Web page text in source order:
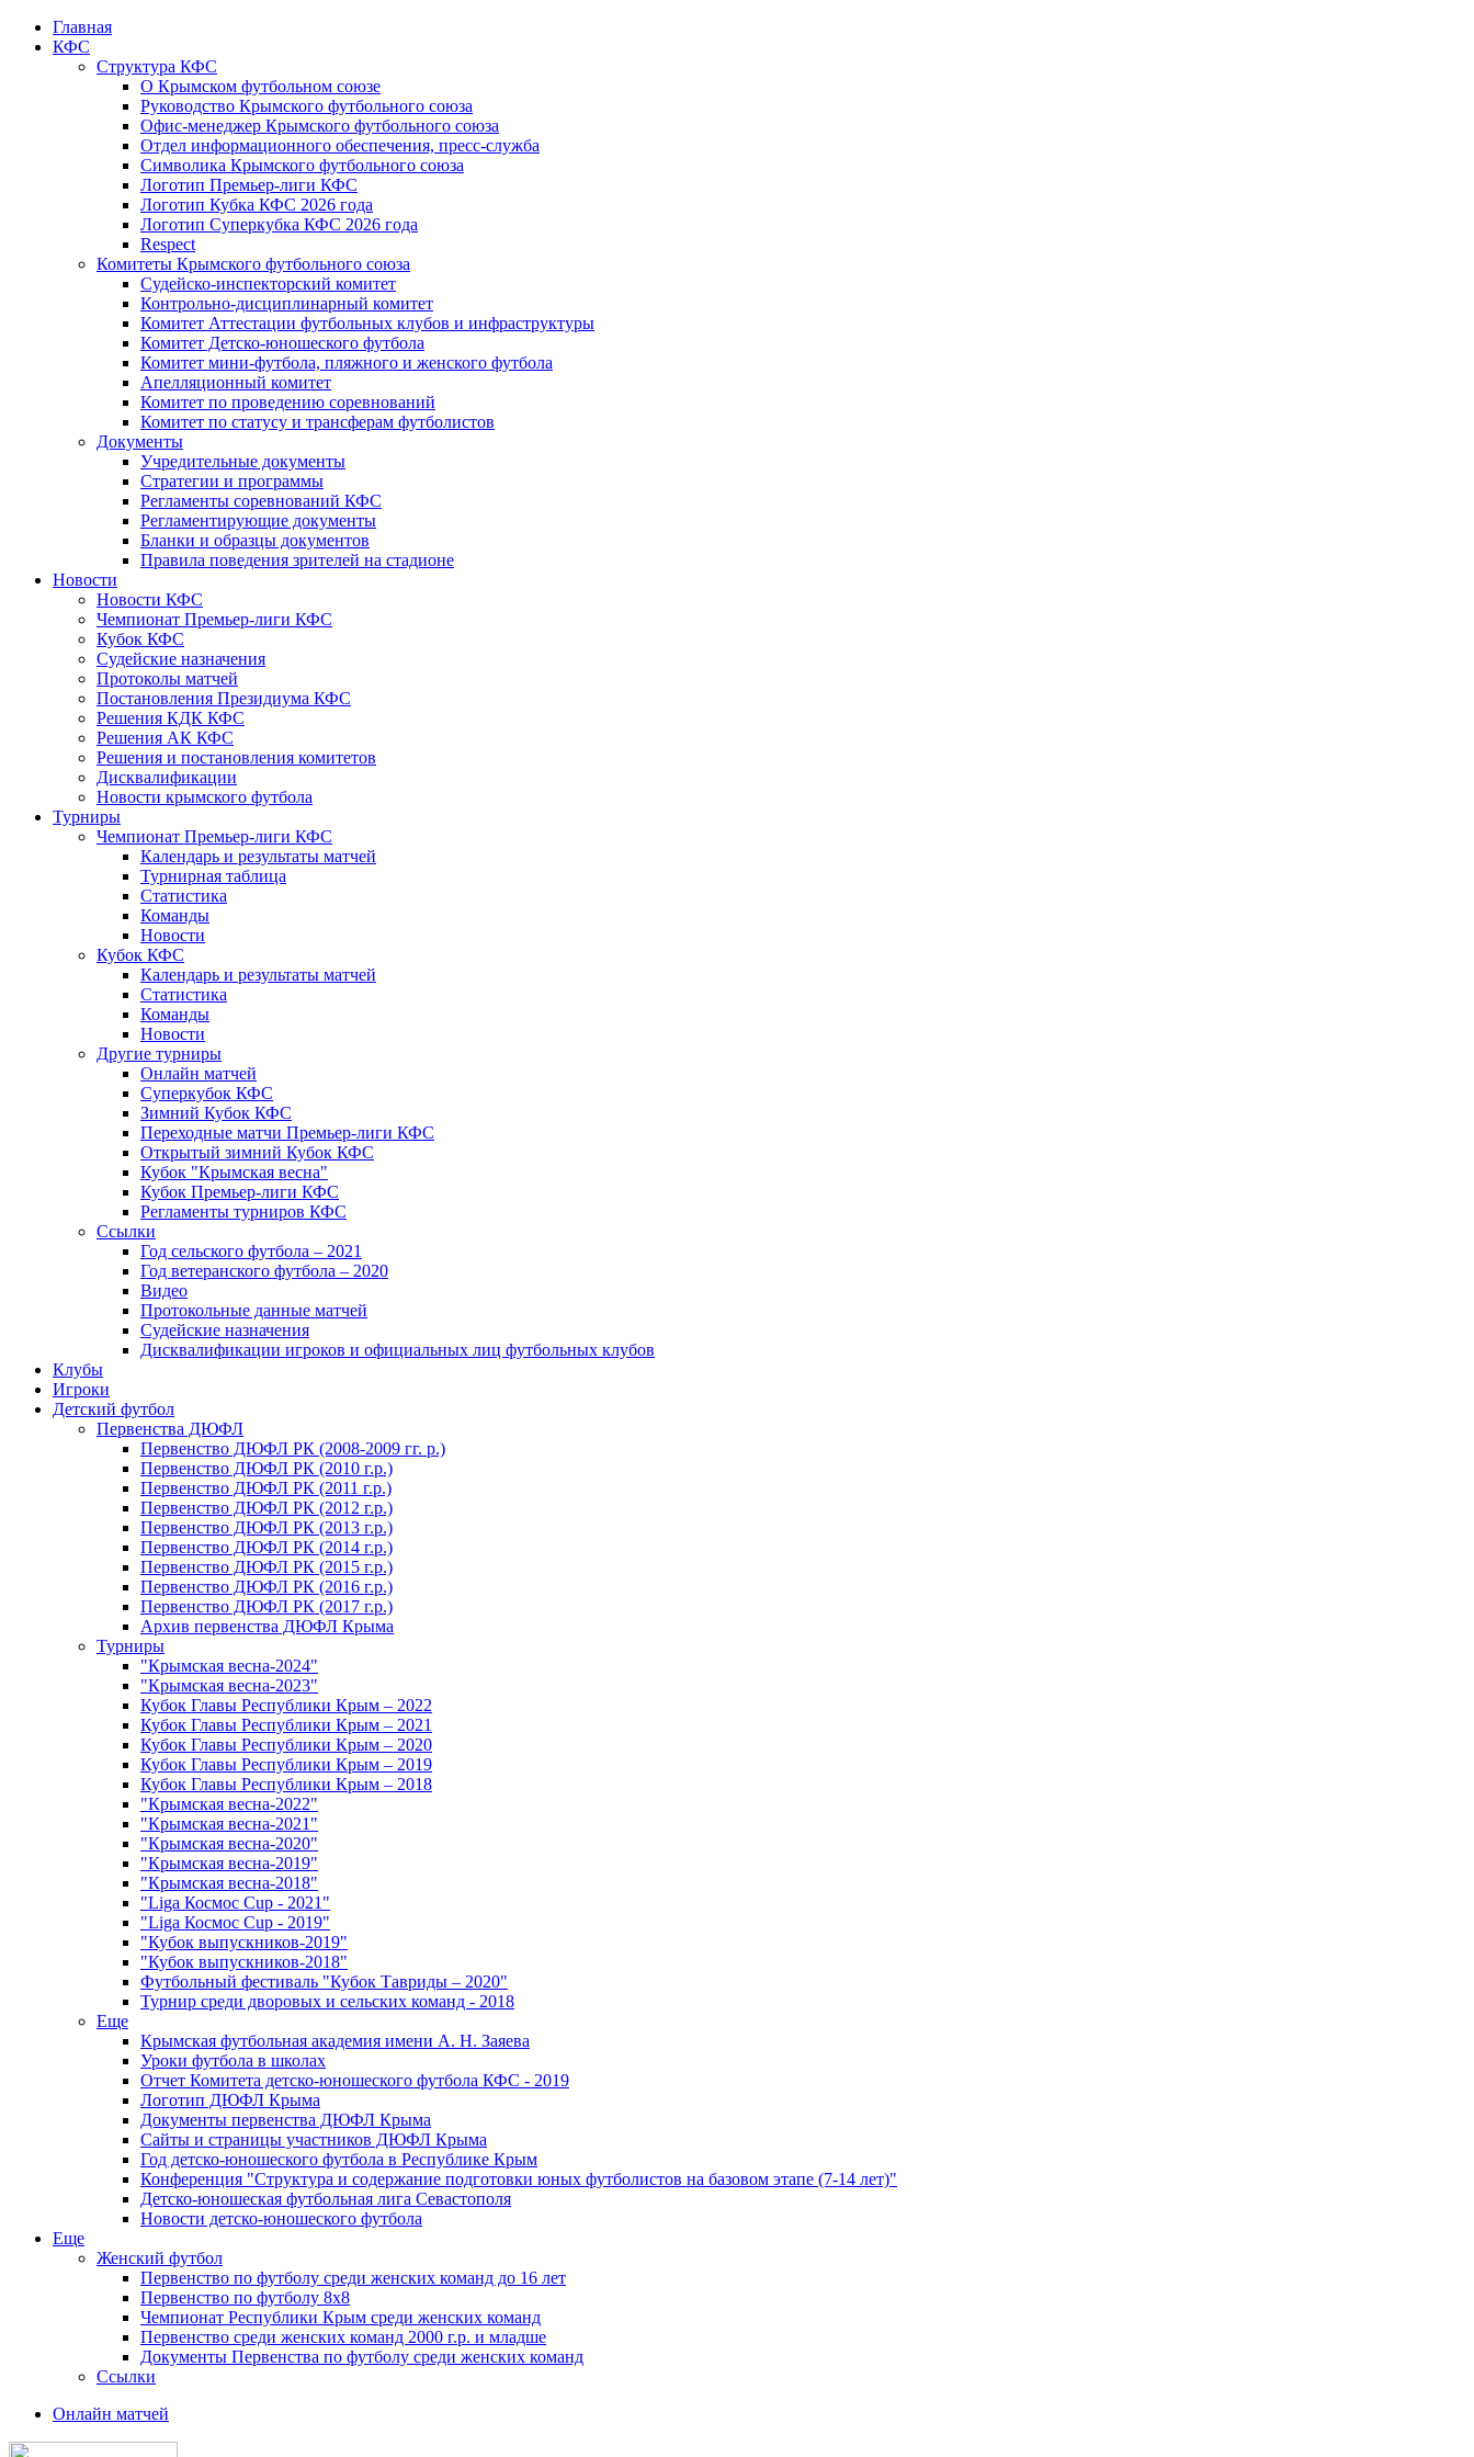
Главная
КФС
Структура КФС
О Крымском футбольном союзе
Руководство Крымского футбольного союза
Офис-менеджер Крымского футбольного союза
Отдел информационного обеспечения, пресс-служба
Символика Крымского футбольного союза
Логотип Премьер-лиги КФС
Логотип Кубка КФС 2026 года
Логотип Суперкубка КФС 2026 года
Respect
Комитеты Крымского футбольного союза
Судейско-инспекторский комитет
Контрольно-дисциплинарный комитет
Комитет Аттестации футбольных клубов и инфраструктуры
Комитет Детско-юношеского футбола
Комитет мини-футбола, пляжного и женского футбола
Апелляционный комитет
Комитет по проведению соревнований
Комитет по статусу и трансферам футболистов
Документы
Учредительные документы
Стратегии и программы
Регламенты соревнований КФС
Регламентирующие документы
Бланки и образцы документов
Правила поведения зрителей на стадионе
Новости
Новости КФС
Чемпионат Премьер-лиги КФС
Кубок КФС
Судейские назначения
Протоколы матчей
Постановления Президиума КФС
Решения КДК КФС
Решения АК КФС
Решения и постановления комитетов
Дисквалификации
Новости крымского футбола
Турниры
Чемпионат Премьер-лиги КФС
Календарь и результаты матчей
Турнирная таблица
Статистика
Команды
Новости
Кубок КФС
Календарь и результаты матчей
Статистика
Команды
Новости
Другие турниры
Онлайн матчей
Суперкубок КФС
Зимний Кубок КФС
Переходные матчи Премьер-лиги КФС
Открытый зимний Кубок КФС
Кубок "Крымская весна"
Кубок Премьер-лиги КФС
Регламенты турниров КФС
Ссылки
Год сельского футбола – 2021
Год ветеранского футбола – 2020
Видео
Протокольные данные матчей
Судейские назначения
Дисквалификации игроков и официальных лиц футбольных клубов
Клубы
Игроки
Детский футбол
Первенства ДЮФЛ
Первенство ДЮФЛ РК (2008-2009 гг. р.)
Первенство ДЮФЛ РК (2010 г.р.)
Первенство ДЮФЛ РК (2011 г.р.)
Первенство ДЮФЛ РК (2012 г.р.)
Первенство ДЮФЛ РК (2013 г.р.)
Первенство ДЮФЛ РК (2014 г.р.)
Первенство ДЮФЛ РК (2015 г.р.)
Первенство ДЮФЛ РК (2016 г.р.)
Первенство ДЮФЛ РК (2017 г.р.)
Архив первенства ДЮФЛ Крыма
Турниры
"Крымская весна-2024"
"Крымская весна-2023"
Кубок Главы Республики Крым – 2022
Кубок Главы Республики Крым – 2021
Кубок Главы Республики Крым – 2020
Кубок Главы Республики Крым – 2019
Кубок Главы Республики Крым – 2018
"Крымская весна-2022"
"Крымская весна-2021"
"Крымская весна-2020"
"Крымская весна-2019"
"Крымская весна-2018"
"Liga Космос Cup - 2021"
"Liga Космос Cup - 2019"
"Кубок выпускников-2019"
"Кубок выпускников-2018"
Футбольный фестиваль "Кубок Тавриды – 2020"
Турнир среди дворовых и сельских команд - 2018
Еще
Крымская футбольная академия имени А. Н. Заяева
Уроки футбола в школах
Отчет Комитета детско-юношеского футбола КФС - 2019
Логотип ДЮФЛ Крыма
Документы первенства ДЮФЛ Крыма
Сайты и страницы участников ДЮФЛ Крыма
Год детско-юношеского футбола в Республике Крым
Конференция "Структура и содержание подготовки юных футболистов на базовом этапе (7-14 лет)"
Детско-юношеская футбольная лига Севастополя
Новости детско-юношеского футбола
Еще
Женский футбол
Первенство по футболу среди женских команд до 16 лет
Первенство по футболу 8х8
Чемпионат Республики Крым среди женских команд
Первенство среди женских команд 2000 г.р. и младше
Документы Первенства по футболу среди женских команд
Ссылки
Онлайн матчей